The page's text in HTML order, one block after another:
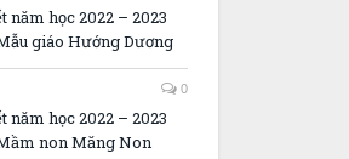
năm học 2022 – 2023
giáo Hướng Dương
0
năm học 2022 – 2023
non Măng Non